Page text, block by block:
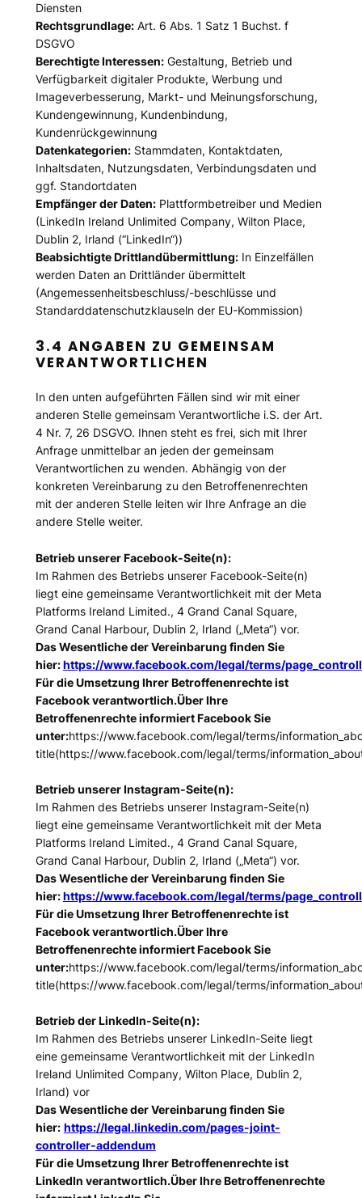
Diensten
Rechtsgrundlage:Art. 6 Abs. 1 Satz 1 Buchst. f
DSGVO
Berechtigte Interessen:Gestaltung, Betrieb und
Verfügbarkeit digitaler Produkte, Werbung und
Imageverbesserung, Markt- und Meinungsforschung,
Kundengewinnung, Kundenbindung,
Kundenrückgewinnung
Datenkategorien:Stammdaten, Kontaktdaten,
Inhaltsdaten, Nutzungsdaten, Verbindungsdaten und
ggf. Standortdaten
Empfänger der Daten:Plattformbetreiber und Medien
(LinkedIn Ireland Unlimited Company, Wilton Place,
Dublin 2, Irland (“LinkedIn“))
Beabsichtigte Drittlandübermittlung:In Einzelfällen
werden Daten an Drittländer übermittelt
(Angemessenheitsbeschluss/-beschlüsse und
Standarddatenschutzklauseln der EU-Kommission)
3.4 ANGABEN ZU GEMEINSAM
VERANTWORTLICHEN
In den unten aufgeführten Fällen sind wir mit einer
anderen Stelle gemeinsam Verantwortliche i.S. der Art.
4 Nr. 7, 26 DSGVO. Ihnen steht es frei, sich mit Ihrer
Anfrage unmittelbar an jeden der gemeinsam
Verantwortlichen zu wenden. Abhängig von der
konkreten Vereinbarung zu den Betroffenenrechten
mit der anderen Stelle leiten wir Ihre Anfrage an die
andere Stelle weiter.
Betrieb unserer Facebook-Seite(n):
Im Rahmen des Betriebs unserer Facebook-Seite(n)
liegt eine gemeinsame Verantwortlichkeit mit der Meta
Platforms Ireland Limited., 4 Grand Canal Square,
Grand Canal Harbour, Dublin 2, Irland („Meta“) vor.
Das Wesentliche der Vereinbarung finden Sie
hier:https://www.facebook.com/legal/terms/
Für die Umsetzung Ihrer Betroffenenrechte ist
Facebook verantwortlich.Über Ihre
Betroffenenrechte informiert Facebook Sie
unter:https://www.facebook.com/legal/terms/
title(https://www.facebook.com/legal/terms/
Betrieb unserer Instagram-Seite(n):
Im Rahmen des Betriebs unserer Instagram-Seite(n)
liegt eine gemeinsame Verantwortlichkeit mit der Meta
Platforms Ireland Limited., 4 Grand Canal Square,
Grand Canal Harbour, Dublin 2, Irland („Meta“) vor.
Das Wesentliche der Vereinbarung finden Sie
hier:https://www.facebook.com/legal/terms/
Für die Umsetzung Ihrer Betroffenenrechte ist
Facebook verantwortlich.Über Ihre
Betroffenenrechte informiert Facebook Sie
unter:https://www.facebook.com/legal/terms/
title(https://www.facebook.com/legal/terms/
Betrieb der LinkedIn-Seite(n):
Im Rahmen des Betriebs unserer LinkedIn-Seite liegt
eine gemeinsame Verantwortlichkeit mit der LinkedIn
Ireland Unlimited Company, Wilton Place, Dublin 2,
Irland) vor
Das Wesentliche der Vereinbarung finden Sie
hier: https://legal.linkedin.com/pages-joint-
controller-addendum
Für die Umsetzung Ihrer Betroffenenrechte ist
LinkedIn verantwortlich.Über Ihre Betroffenenrechte